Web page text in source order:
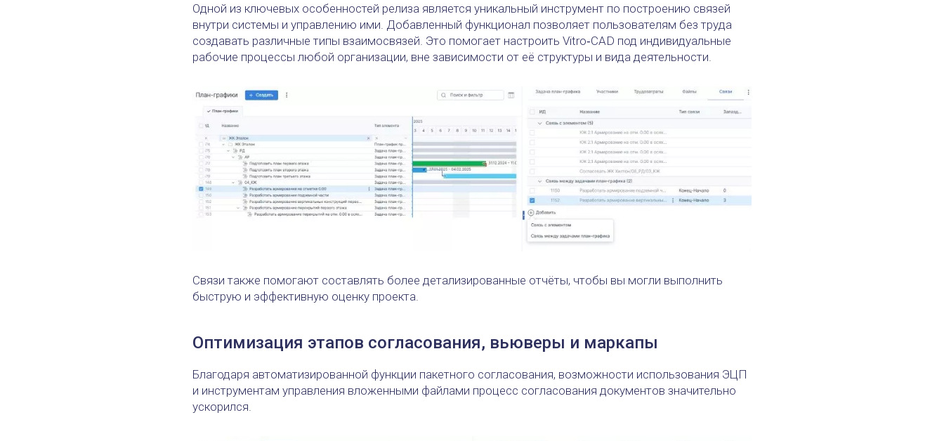
Одной из ключевых особенностей релиза является уникальный инструмент по построению связей
внутри системы и управлению ими. Добавленный функционал позволяет пользователям без труда
создавать различные типы взаимосвязей. Это помогает настроить Vitro‑CAD под индивидуальные
рабочие процессы любой организации, вне зависимости от её структуры и вида деятельности.
Связи также помогают составлять более детализированные отчёты, чтобы вы могли выполнить
быструю и эффективную оценку проекта.
Оптимизация этапов согласования, вьюверы и маркапы
Благодаря автоматизированной функции пакетного согласования, возможности использования ЭЦП
и инструментам управления вложенными файлами процесс согласования документов значительно
ускорился.